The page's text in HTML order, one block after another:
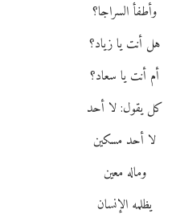
وأطفأ السراجا؟
هل أنت يا زياد؟
أم أنت يا سعاد؟
كل يقول: لا أحد
لا أحد مسكين
وماله معين
يظلمه الإنسان